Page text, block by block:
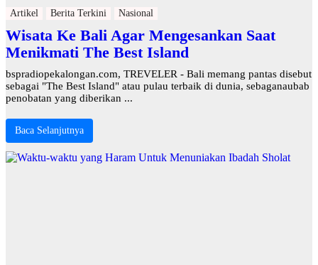
Artikel Berita Terkini Nasional
Wisata Ke Bali Agar Mengesankan Saat
Menikmati The Best Island
bspradiopekalongan.com, TREVELER - Bali memang pantas disebut
sebagai "The Best Island" atau pulau terbaik di dunia, sebaganaubab
penobatan yang diberikan ...
Baca Selanjutnya